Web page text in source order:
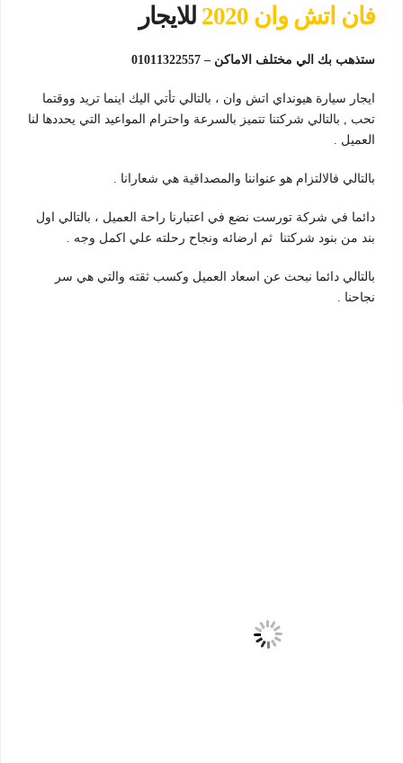
فان اتش وان 2020 للايجار
ستذهب بك الي مختلف الاماكن – 01011322557
ايجار سيارة هيونداي اتش وان ، بالتالي تأتي اليك اينما تريد ووقتما
تحب , بالتالي شركتنا تتميز بالسرعة واحترام المواعيد التي يحددها لنا
العميل .
بالتالي فالالتزام هو عنواننا والمصداقية هي شعارانا .
دائما في شركة تورست نضع في اعتبارنا راحة العميل ، بالتالي اول
بند من بنود شركتنا ثم ارضائه ونجاح رحلته علي اكمل وجه .
بالتالي دائما نبحث عن اسعاد العميل وكسب ثقته والتي هي سر
نجاحنا .